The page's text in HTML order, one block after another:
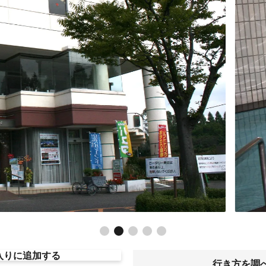
りに追加する
行き方を調